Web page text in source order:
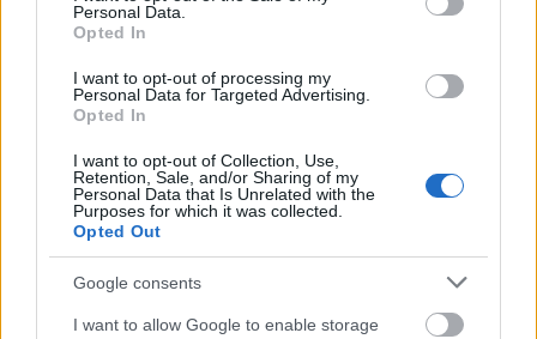
Personal Data.
Opted In
I want to opt-out of processing my
Personal Data for Targeted Advertising.
Opted In
I want to opt-out of Collection, Use,
Retention, Sale, and/or Sharing of my
Personal Data that Is Unrelated with the
Purposes for which it was collected.
Opted Out
Google consents
I want to allow Google to enable storage
felújított Győri-kastélyban, melyet ma adtak át a
nagyközönségnek.
HÍRLEVÉL